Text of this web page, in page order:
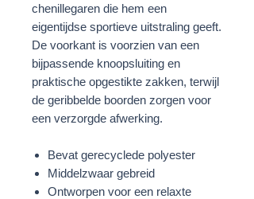
chenillegaren die hem een
eigentijdse sportieve uitstraling geeft.
De voorkant is voorzien van een
bijpassende knoopsluiting en
praktische opgestikte zakken, terwijl
de geribbelde boorden zorgen voor
een verzorgde afwerking.
Bevat gerecyclede polyester
Middelzwaar gebreid
Ontworpen voor een relaxte